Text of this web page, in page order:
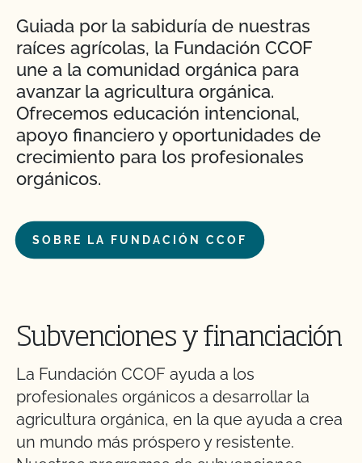
Guiada por la sabiduría de nuestras
raíces agrícolas, la Fundación CCOF
une a la comunidad orgánica para
avanzar la agricultura orgánica.
Ofrecemos educación intencional,
apoyo financiero y oportunidades de
crecimiento para los profesionales
orgánicos.
SOBRE LA FUNDACIÓN CCOF
Subvenciones y financiación
La Fundación CCOF ayuda a los
profesionales orgánicos a desarrollar la
agricultura orgánica, en la que ayuda a crea
un mundo más próspero y resistente.